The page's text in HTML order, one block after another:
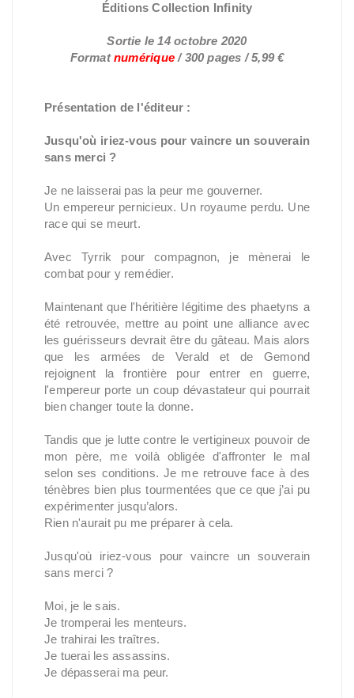
Éditions Collection Infinity
Sortie le 14 octobre 2020
Formatnumérique/ 300 pages / 5,99 €
Présentation de l'éditeur :
Jusqu'où iriez-vous pour vaincre un souverain
sans merci ?
Je ne laisserai pas la peur me gouverner.
Un empereur pernicieux. Un royaume perdu. Une
race qui se meurt.
Avec Tyrrik pour compagnon, je mènerai le
combat pour y remédier.
Maintenant que l'héritière légitime des phaetyns a
été retrouvée, mettre au point une alliance avec
les guérisseurs devrait être du gâteau. Mais alors
que les armées de Verald et de Gemond
rejoignent la frontière pour entrer en guerre,
l'empereur porte un coup dévastateur qui pourrait
bien changer toute la donne.
Tandis que je lutte contre le vertigineux pouvoir de
mon père, me voilà obligée d'affronter le mal
selon ses conditions. Je me retrouve face à des
ténèbres bien plus tourmentées que ce que j’ai pu
expérimenter jusqu’alors.
Rien n'aurait pu me préparer à cela.
Jusqu'où iriez-vous pour vaincre un souverain
sans merci ?
Moi, je le sais.
Je tromperai les menteurs.
Je trahirai les traîtres.
Je tuerai les assassins.
Je dépasserai ma peur.